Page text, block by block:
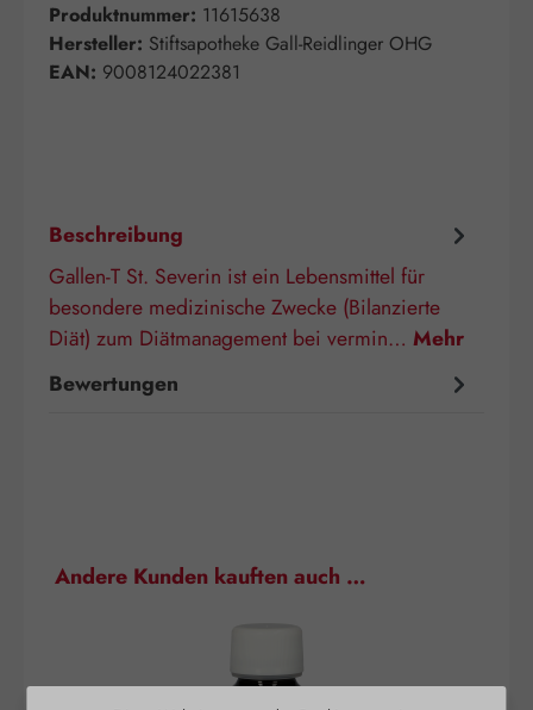
Produktnummer: 11615638
Hersteller: Stiftsapotheke Gall-Reidlinger OHG
EAN: 9008124022381
Beschreibung
Gallen-T St. Severin ist ein Lebensmittel für
besondere medizinische Zwecke (Bilanzierte
Diät) zum Diätmanagement bei vermin… Mehr
Bewertungen
Produktgalerie überspringen
Andere Kunden kauften auch …